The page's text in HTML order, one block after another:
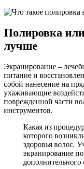
Полировка
лучше
Экранирование –
питание и
собой нанесение на
ухаживающие
поврежденной части
инструментов.
Какая из
которого
здоровья волос.
экранирование
дополнительного